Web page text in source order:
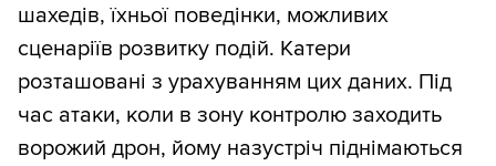
шахедів, їхньої поведінки, можливих
сценаріїв розвитку подій. Катери
розташовані з урахуванням цих даних. Під
час атаки, коли в зону контролю заходить
ворожий дрон, йому назустріч піднімаються